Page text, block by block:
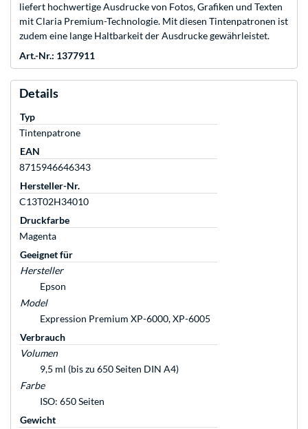
liefert hochwertige Ausdrucke von Fotos, Grafiken und Texten
mit Claria Premium-Technologie. Mit diesen Tintenpatronen ist
zudem eine lange Haltbarkeit der Ausdrucke gewährleistet.
Art.-Nr.: 1377911
Details
Typ
Tintenpatrone
EAN
8715946646343
Hersteller-Nr.
C13T02H34010
Druckfarbe
Magenta
Geeignet für
Hersteller
Epson
Model
Expression Premium XP-6000, XP-6005
Verbrauch
Volumen
9,5 ml (bis zu 650 Seiten DIN A4)
Farbe
ISO: 650 Seiten
Gewicht